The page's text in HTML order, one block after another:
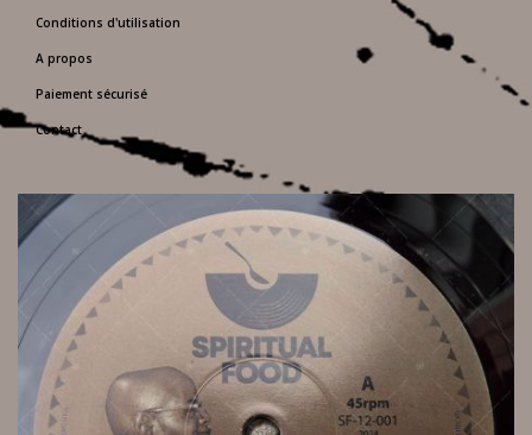
Conditions d'utilisation
A propos
Paiement sécurisé
Contact